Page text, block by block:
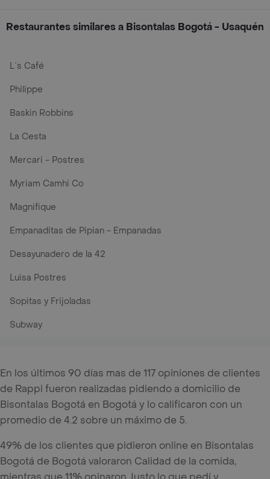
Restaurantes similares a Bisontalas Bogotá - Usaquén
L´s Café
Philippe
Baskin Robbins
La Cesta
Mercari - Postres
Myriam Camhi Co
Magnifique
Empanaditas de Pipian - Empanadas
Desayunadero de la 42
Luisa Postres
Sopitas y Frijoladas
Subway
En los últimos 90 días mas de 117 opiniones de clientes
de Rappi fueron realizadas pidiendo a domicilio de
Bisontalas Bogotá en Bogotá y lo calificaron con un
promedio de 4.2 sobre un máximo de 5.
49% de los clientes que pidieron online en Bisontalas
Bogotá de Bogotá valoraron Calidad de la comida,